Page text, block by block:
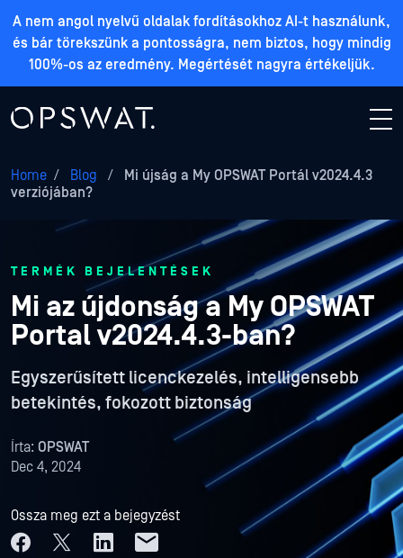
A nem angol nyelvű oldalak fordításokhoz AI-t használunk,
és bár törekszünk a pontosságra, nem biztos, hogy mindig
100%-os az eredmény. Megértését nagyra értékeljük.
Home / Blog /
Mi újság a My OPSWAT Portál v2024.4.3
verziójában?
TERMÉK BEJELENTÉSEK
Mi az újdonság a My OPSWAT
Portal v2024.4.3-ban?
Egyszerűsített licenckezelés, intelligensebb
betekintés, fokozott biztonság
Írta: OPSWAT
Dec 4, 2024
Ossza meg ezt a bejegyzést